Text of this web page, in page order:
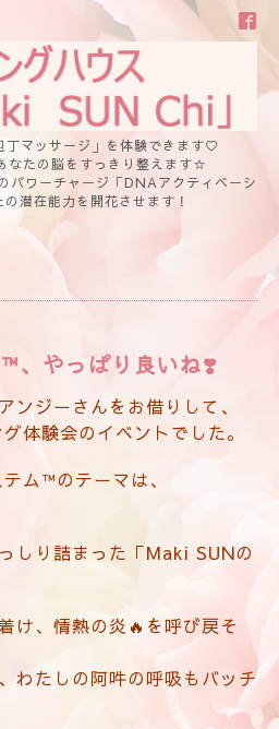
丁マッサージ」を体験できます♡
なたの脳をすっきり整えます☆
パワーチャージ「DNAアクティベーシ
潜在能力を開花させます！
、やっぱり良いね❣️
ンジーさんをお借りして、
体験会のイベントでした。
ム™️のテーマは、
しり詰まった「Maki SUNの
け、情熱の炎🔥を呼び戻そ
わたしの阿吽の呼吸もバッチ